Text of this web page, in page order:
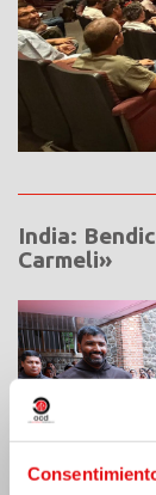
India:
Carmeli»